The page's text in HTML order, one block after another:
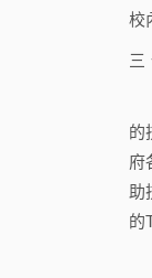
校
三
的
府
助
的